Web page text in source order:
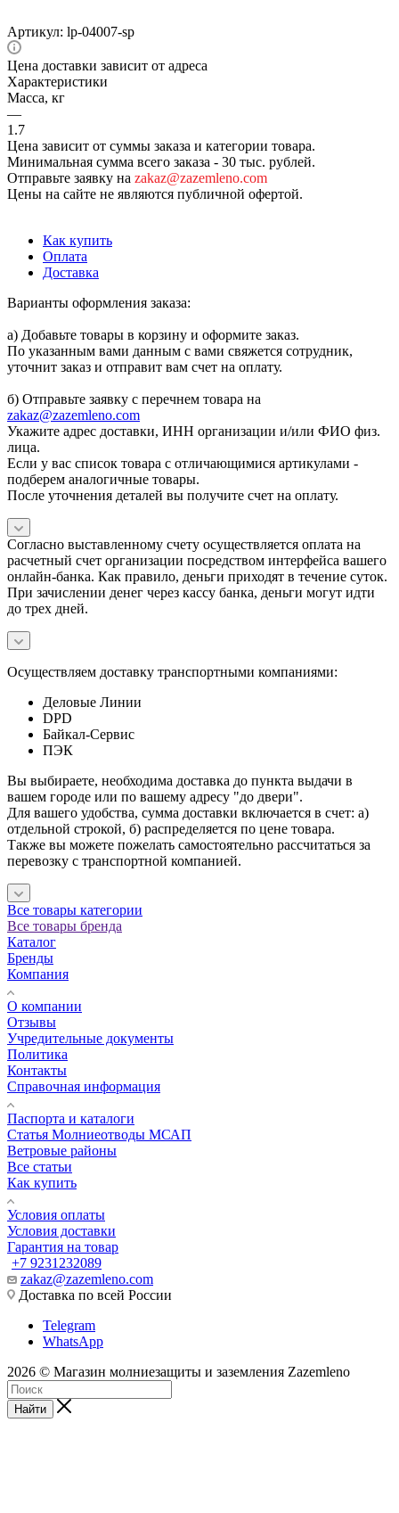
Артикул: lp-04007-sp
Цена доставки зависит от адреса
Характеристики
Масса, кг
—
1.7
Цена зависит от суммы заказа и категории товара.
Минимальная сумма всего заказа - 30 тыс. рублей.
Отправьте заявку на zakaz@zazemleno.com
Цены на сайте не являются публичной офертой.
Как купить
Оплата
Доставка
Варианты оформления заказа:
а) Добавьте товары в корзину и оформите заказ.
По указанным вами данным с вами свяжется сотрудник,
уточнит заказ и отправит вам счет на оплату.
б) Отправьте заявку с перечнем товара на
zakaz@zazemleno.com
Укажите адрес доставки, ИНН организации и/или ФИО физ.
лица.
Если у вас список товара с отличающимися артикулами -
подберем аналогичные товары.
После уточнения деталей вы получите счет на оплату.
Согласно выставленному счету осуществляется оплата на
расчетный счет организации посредством интерфейса вашего
онлайн-банка. Как правило, деньги приходят в течение суток.
При зачислении денег через кассу банка, деньги могут идти
до трех дней.
Осуществляем доставку транспортными компаниями:
Деловые Линии
DPD
Байкал-Сервис
ПЭК
Вы выбираете, необходима доставка до пункта выдачи в
вашем городе или по вашему адресу "до двери".
Для вашего удобства, сумма доставки включается в счет: а)
отдельной строкой, б) распределяется по цене товара.
Также вы можете пожелать самостоятельно рассчитаться за
перевозку с транспортной компанией.
Все товары категории
Все товары бренда
Каталог
Бренды
Компания
О компании
Отзывы
Учредительные документы
Политика
Контакты
Справочная информация
Паспорта и каталоги
Статья Молниеотводы МСАП
Ветровые районы
Все статьи
Как купить
Условия оплаты
Условия доставки
Гарантия на товар
+7 9231232089
zakaz@zazemleno.com
Доставка по всей России
Telegram
WhatsApp
2026 © Магазин молниезащиты и заземления Zazemleno
Найти